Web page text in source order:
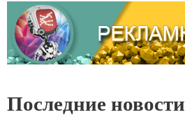
Последние